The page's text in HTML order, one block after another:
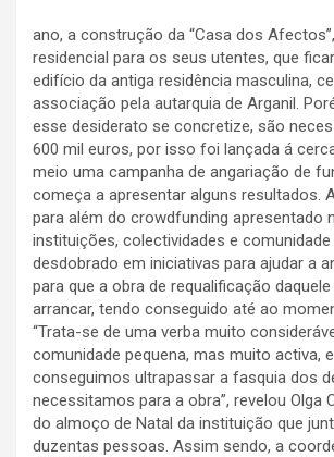
ano, a construção da “Casa dos
residencial para os seus utentes, que
edifício da antiga residência masculina,
associação pela autarquia de Arganil.
esse desiderato se concretize, são
600 mil euros, por isso foi lançada á
meio uma campanha de angariação de
começa a apresentar alguns resultados.
para além do crowdfunding apresentado
instituições, colectividades e
desdobrado em iniciativas para ajudar a
para que a obra de requalificação
arrancar, tendo conseguido até ao
“Trata-se de uma verba muito
comunidade pequena, mas muito activa,
conseguimos ultrapassar a fasquia dos
necessitamos para a obra”, revelou Olga
do almoço de Natal da instituição que
duzentas pessoas. Assim sendo, a